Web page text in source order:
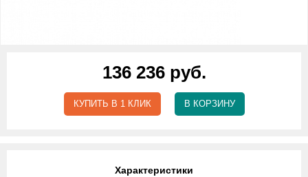
136 236 руб.
КУПИТЬ В 1 КЛИК В КОРЗИНУ
Характеристики